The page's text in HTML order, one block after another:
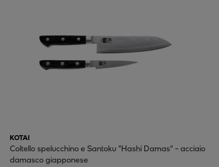
KOTAI
Coltello spelucchino e Santoku "Hashi Damas" - acciaio
damasco giapponese